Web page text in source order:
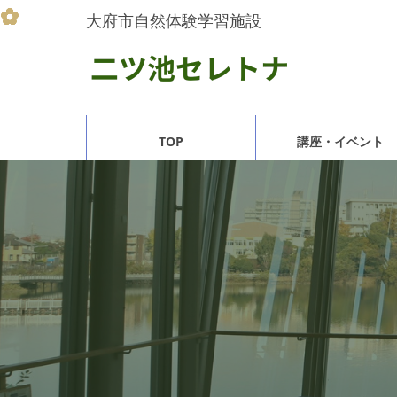
大府市自然体験学習施設
TOP 講座・イベント